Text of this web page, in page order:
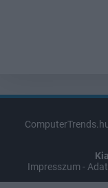
Impresszum -